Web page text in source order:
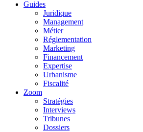
Guides
Juridique
Management
Métier
Réglementation
Marketing
Financement
Expertise
Urbanisme
Fiscalité
Zoom
Stratégies
Interviews
Tribunes
Dossiers